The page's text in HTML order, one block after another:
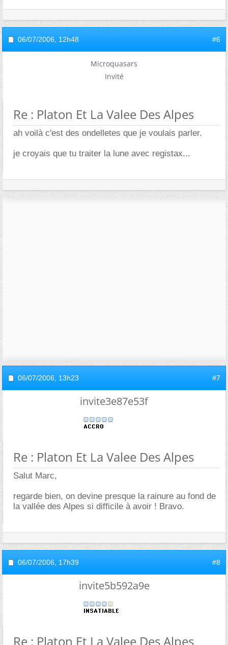
06/07/2006, 12h48 #6
Microquasars
Invité
Re : Platon Et La Valee Des Alpes
ah voilà c'est des ondelletes que je voulais parler.
je croyais que tu traiter la lune avec registax...
06/07/2006, 13h23 #7
invite3e87e53f
Re : Platon Et La Valee Des Alpes
Salut Marc,
regarde bien, on devine presque la rainure au fond de
la vallée des Alpes si difficile à avoir ! Bravo.
06/07/2006, 17h39 #8
invite5b592a9e
Re : Platon Et La Valee Des Alpes